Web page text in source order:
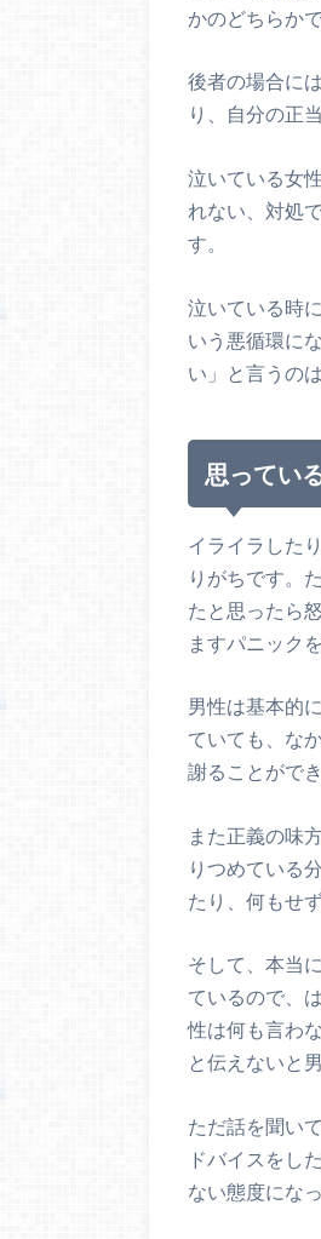
かのどちらかで
後者の場合に
り、自分の正
泣いている女
れない、対処
す。
泣いている時
いう悪循環に
い」と言うの
思ってい
イライラした
りがちです。
たと思ったら
ますパニック
男性は基本的
ていても、な
謝ることがで
また正義の味
りつめている
たり、何もせ
そして、本当
ているので、
性は何も言わ
と伝えないと
ただ話を聞い
ドバイスをし
ない態度にな